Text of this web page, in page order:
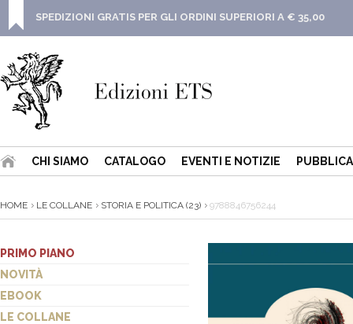
SPEDIZIONI GRATIS PER GLI ORDINI SUPERIORI A € 35,00
CHI SIAMO CATALOGO EVENTI E NOTIZIE
HOME LE COLLANE STORIA E POLITICA (23) 9788846756244
PRIMO PIANO
NOVITÀ
EBOOK
LE COLLANE